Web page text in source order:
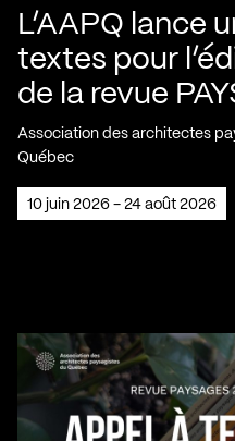
L’AAPQ lance
textes pour
de la revue
Association des architectes
Québec
10 juin 2026 - 24 août 2026